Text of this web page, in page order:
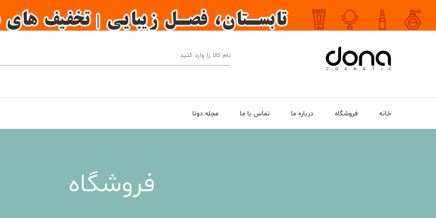
خانه فروشگاه درباره ما تماس با ما مجله دونا
فروشگاه